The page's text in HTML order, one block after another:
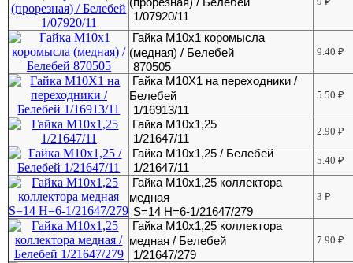
1/07920/11
Гайка М10х1 коромысла
(медная) / Белебей
870505
9.40₽
Гайка М10Х1 на переходники /
Белебей
1/16913/11
5.50₽
Гайка М10х1,25
1/21647/11
2.90₽
Гайка М10х1,25 / Белебей
1/21647/11
5.40₽
Гайка М10х1,25 коллектора
медная
S=14 H=6-1/21647/279
3₽
Гайка М10х1,25 коллектора
медная / Белебей
1/21647/279
7.90₽